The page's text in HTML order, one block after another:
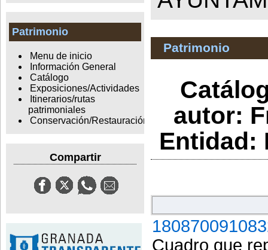
Patrimonio
Menu de inicio
Información General
Catálogo
Exposiciones/Actividades
Itinerarios/rutas
patrimoniales
Conservación/Restauración
Compartir
Patrimonio
autor:
Entidad:
Cuadro que